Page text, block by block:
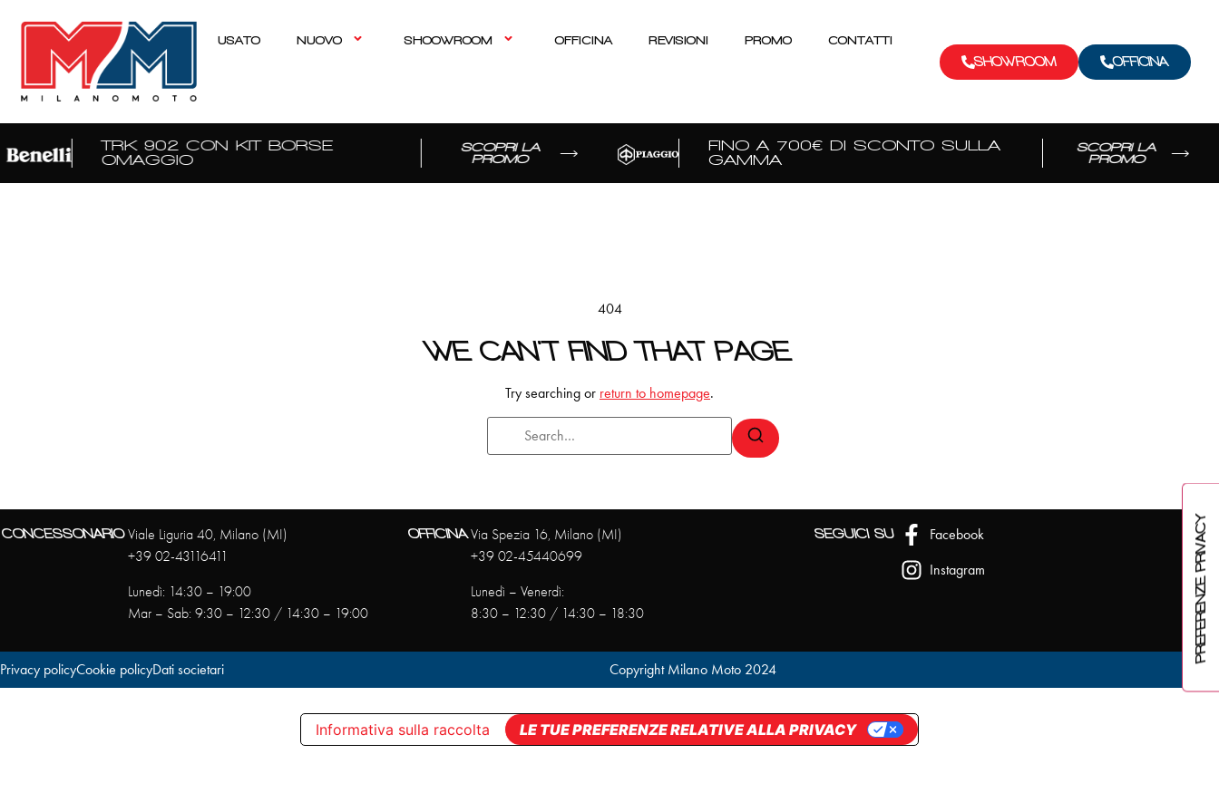
USATO NUOVO SHOOWROOM OFFICINA REVISIONI PROMO CONTATTI
SHOWROOM OFFICINA
TRK 902 CON KIT BORSE
OMAGGIO
SCOPRI LA
PROMO
FINO A 700€ DI SCONTO SULLA
GAMMA
SCOPRI LA
PROMO
404
WE CAN'T FIND THAT PAGE
Try searching or return to homepage.
CONCESSONARIOViale Liguria 40, Milano (MI)
+39 02-43116411
Lunedì: 14:30 – 19:00
Mar – Sab: 9:30 – 12:30 / 14:30 – 19:00
OFFICINAVia Spezia 16, Milano (MI)
+39 02-45440699
Lunedì – Venerdì:
8:30 – 12:30 / 14:30 – 18:30
SEGUICI SU Facebook
Instagram
Privacy policyCookie policyDati societari Copyright Milano Moto 2024
Informativa sulla raccolta LE TUE PREFERENZE RELATIVE ALLA PRIVACY